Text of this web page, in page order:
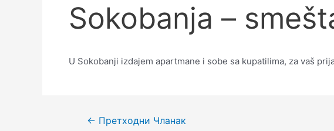
Sokobanja –
U Sokobanji izdajem apartmane i sobe sa kupatilima, za vaš
Кретање
← Претходни Чланак